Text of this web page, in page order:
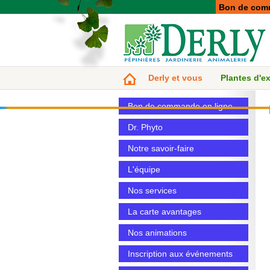
Bon de
Derly et vous Plantes
Bon de commande en ligne
Dr. Phyto
Notre savoir-faire
L'équipe
Nos services
La carte avantages
Nos animations
Inscription aux événements